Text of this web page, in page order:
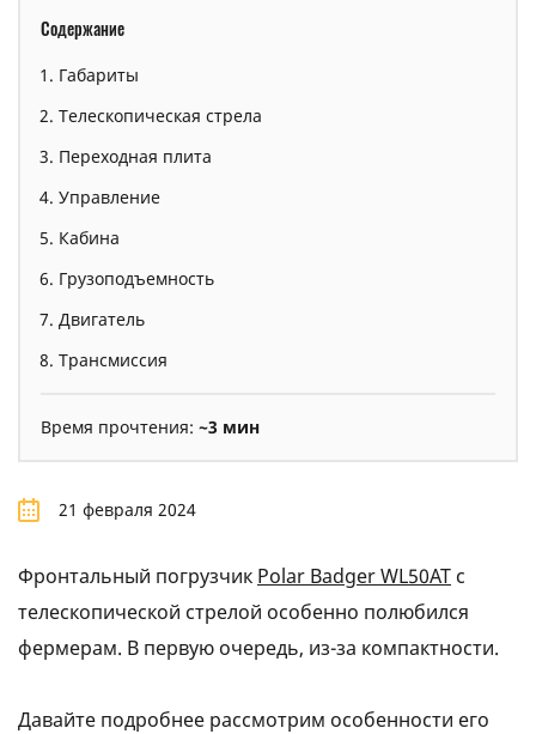
Содержание
Габариты
Телескопическая стрела
Переходная плита
Управление
Кабина
Грузоподъемность
Двигатель
Трансмиссия
Время прочтения: ~3 мин
21 февраля 2024
Фронтальный погрузчик Polar Badger WL50АТ с
телескопической стрелой особенно полюбился
фермерам. В первую очередь, из-за компактности.
Давайте подробнее рассмотрим особенности его